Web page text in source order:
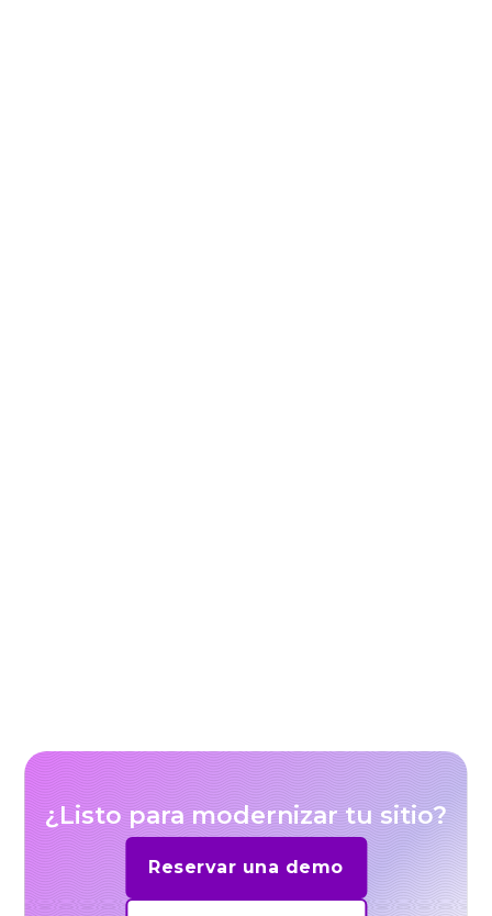
¿Listo para modernizar tu sitio?
Reservar una demo